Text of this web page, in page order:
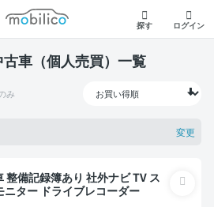
モビリコ
探す ログイン
古車（個人売買）一覧
み
変更
ニター ドライブレコーダー